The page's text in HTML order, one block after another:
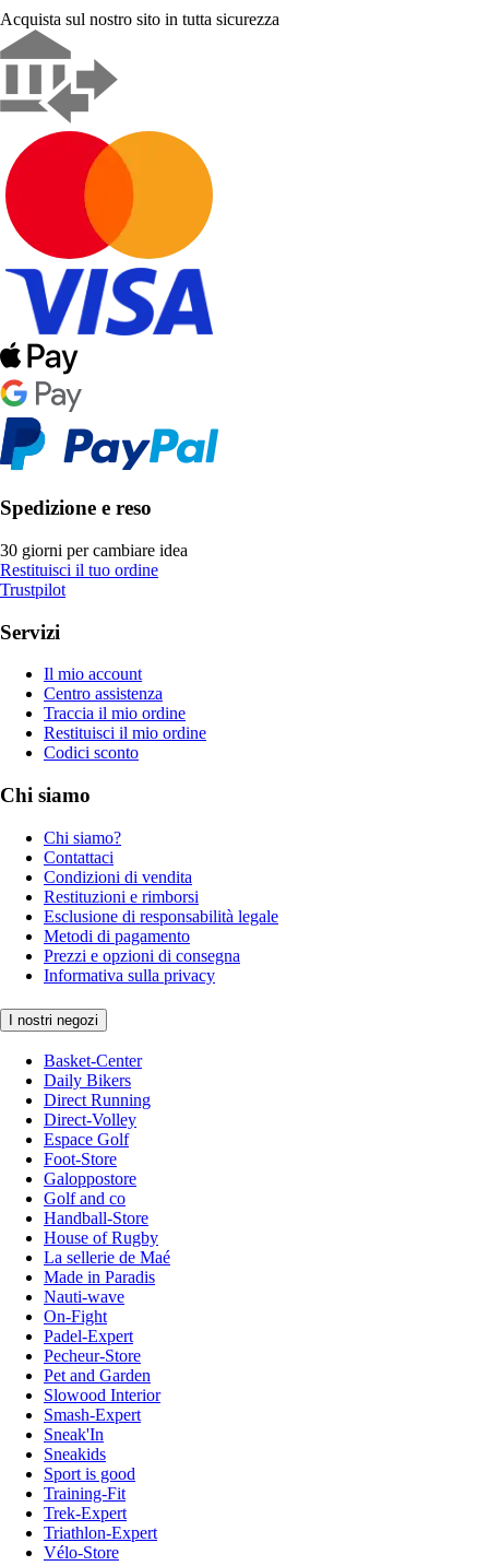
Acquista sul nostro sito in tutta sicurezza
Spedizione e reso
30 giorni per cambiare idea
Restituisci il tuo ordine
Trustpilot
Servizi
Il mio account
Centro assistenza
Traccia il mio ordine
Restituisci il mio ordine
Codici sconto
Chi siamo
Chi siamo?
Contattaci
Condizioni di vendita
Restituzioni e rimborsi
Esclusione di responsabilità legale
Metodi di pagamento
Prezzi e opzioni di consegna
Informativa sulla privacy
I nostri negozi
Basket-Center
Daily Bikers
Direct Running
Direct-Volley
Espace Golf
Foot-Store
Galoppostore
Golf and co
Handball-Store
House of Rugby
La sellerie de Maé
Made in Paradis
Nauti-wave
On-Fight
Padel-Expert
Pecheur-Store
Pet and Garden
Slowood Interior
Smash-Expert
Sneak'In
Sneakids
Sport is good
Training-Fit
Trek-Expert
Triathlon-Expert
Vélo-Store